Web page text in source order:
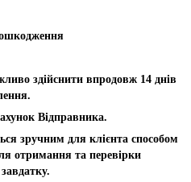
здійснити впродовж 14 днів
Відправника.
зручним для клієнта способом
отримання та перевірки